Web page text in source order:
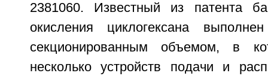
2381060. Известный из патента
окисления циклогексана
секционированным объемом, в
несколько устройств подачи и